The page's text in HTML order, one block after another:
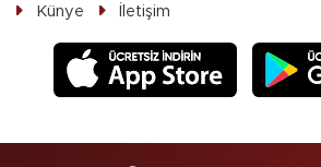
Künye İletişim